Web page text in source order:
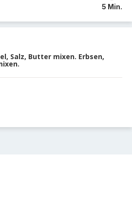
5 Min.
Salz, Butter mixen. Erbsen,